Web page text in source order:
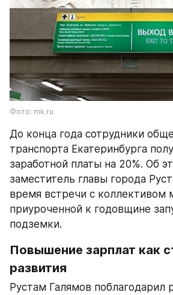
Фото: mk.ru
До конца года сотрудники
транспорта Екатеринбурга
заработной платы на 20%. Об
заместитель главы города
время встречи с коллективом
приуроченной к годовщине
подземки.
Повышение зарплат как
развития
Рустам Галямов поблагодарил